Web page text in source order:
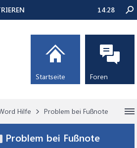
Hilfe Problem bei Fußnote
Problem bei Fußnote
14:28
Startseite Foren